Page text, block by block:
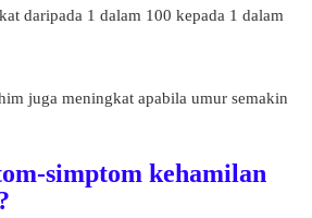
daripada 1 dalam 100 kepada 1 dalam
juga meningkat apabila umur semakin
simptom kehamilan